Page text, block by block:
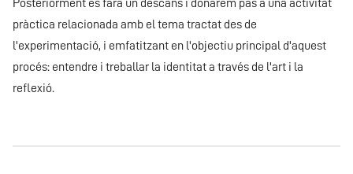
Posteriorment es farà un descans i donarem pas a una activitat
pràctica relacionada amb el tema tractat des de
l'experimentació, i emfatitzant en l'objectiu principal d'aquest
procés: entendre i treballar la identitat a través de l'art i la
reflexió.